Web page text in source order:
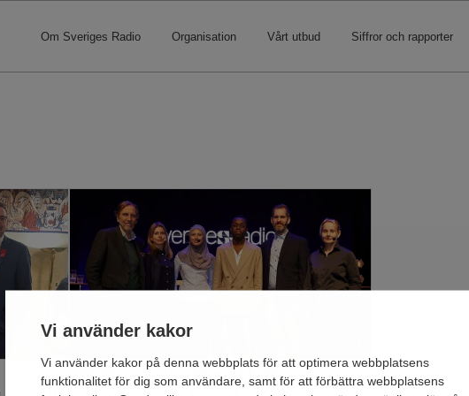
Vi använder kakor
Vi använder kakor på denna webbplats för att optimera webbplatsens
funktionalitet för dig som användare, samt för att förbättra webbplatsens
Om Sveriges Radio Organisation Vårt utbud Siffror och rapporter
18/3/2026 - Senast uppdaterad 1 juli 2026